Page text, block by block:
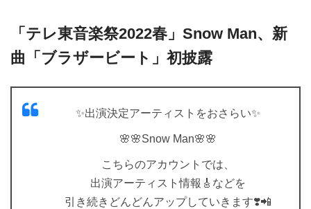
「テレ東音楽祭2022春」Snow Man、新
曲「ブラザービート」初披露
✨出演決定アーティストをおさらい✨
🌸🌸Snow Man🌸🌸
こちらのアカウントでは、
出演アーティスト情報🎸などを
引き続きどんどんアップしていきます❣️📲